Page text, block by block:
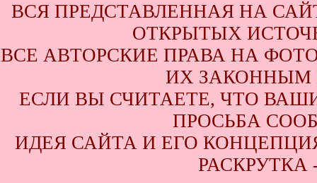
ВСЯ ПРЕДСТАВЛЕННАЯ НА
ОТКРЫТЫХ
ВСЕ АВТОРСКИЕ ПРАВА НА
ИХ ЗАКОННЫМ
ЕСЛИ ВЫ СЧИТАЕТЕ, ЧТО
ПРОСЬБА
ИДЕЯ САЙТА И ЕГО КОНЦЕПЦИЯ
РАСКРУТКА -